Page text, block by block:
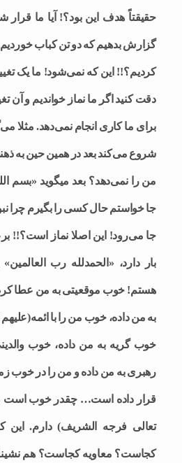
حقیقتاً هدف این بود؟! آیا ما قرار شد
گزارش بدهیم که دو تن کباب
کردیم؟!! این که نمی‌شود! ما یک
دقت کنید اگر ما نماز خواندیم و آن
برای ما کاری انجام نمی‌دهد. مثلا
شروع می‌کند بعد در همین حین به
من را نمی‌دهد؟ بعد میگوید «بسم
جا خواستم حال کسی را بگیرم چرا
جا می‌رود! این اصلا نماز است؟!!
بار دارد، «الحمدلله رب
هستم! خوب موقعیتی به من عطا
به من داده، خوب من را با
خوب گریه به من داده، خوب
رهبری به من داده و من را در خوب
قرار داده است… چقدر خوب است
تعالی فرجه الشریف) دارم. این
کجاست؟ معاویه کجاست؟ هم